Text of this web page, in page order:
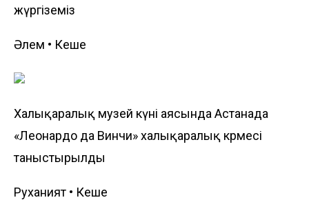
жүргіземіз
Әлем • Кеше
Халықаралық музей күні аясында Астанада
«Леонардо да Винчи» халықаралық көрмесі
таныстырылды
Руханият • Кеше